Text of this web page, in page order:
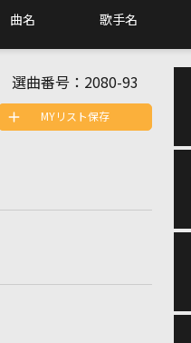
曲名 歌手名
選曲番号： 2080-93
MYリスト保存